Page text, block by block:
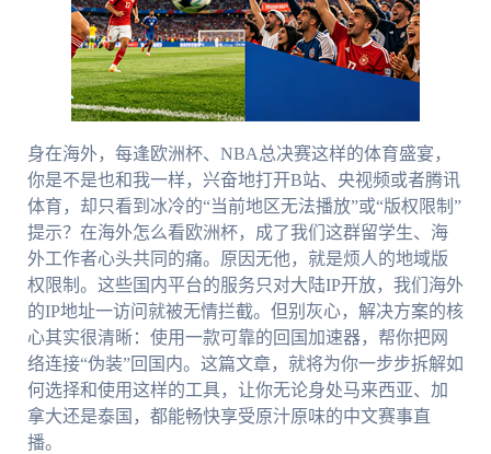
身在海外，每逢欧洲杯、NBA总决赛这样的体育盛宴，
你是不是也和我一样，兴奋地打开B站、央视频或者腾讯
体育，却只看到冰冷的“当前地区无法播放”或“版权限制”
提示？在海外怎么看欧洲杯，成了我们这群留学生、海
外工作者心头共同的痛。原因无他，就是烦人的地域版
权限制。这些国内平台的服务只对大陆IP开放，我们海外
的IP地址一访问就被无情拦截。但别灰心，解决方案的核
心其实很清晰：使用一款可靠的回国加速器，帮你把网
络连接“伪装”回国内。这篇文章，就将为你一步步拆解如
何选择和使用这样的工具，让你无论身处马来西亚、加
拿大还是泰国，都能畅快享受原汁原味的中文赛事直
播。